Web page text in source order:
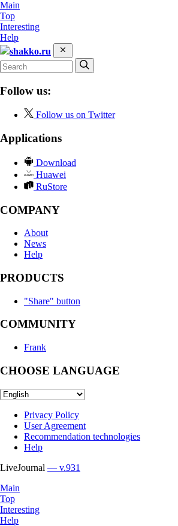
Main
Top
Interesting
Help
shakko.ru
Follow us:
Follow us on Twitter
Applications
Download
Huawei
RuStore
COMPANY
About
News
Help
PRODUCTS
"Share" button
COMMUNITY
Frank
CHOOSE LANGUAGE
Privacy Policy
User Agreement
Recommendation technologies
Help
LiveJournal — v.931
Main
Top
Interesting
Help